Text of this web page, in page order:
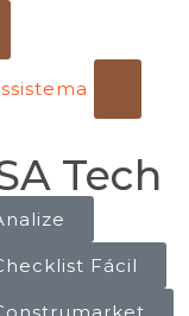
Tech
Fácil